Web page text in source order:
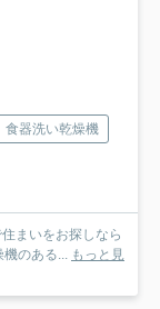
食器洗い乾燥機
まいをお探しなら
のある... もっと見